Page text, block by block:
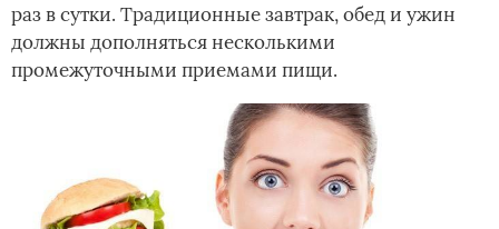
раз в сутки. Традиционные завтрак, обед и ужин
должны дополняться несколькими
промежуточными приемами пищи.